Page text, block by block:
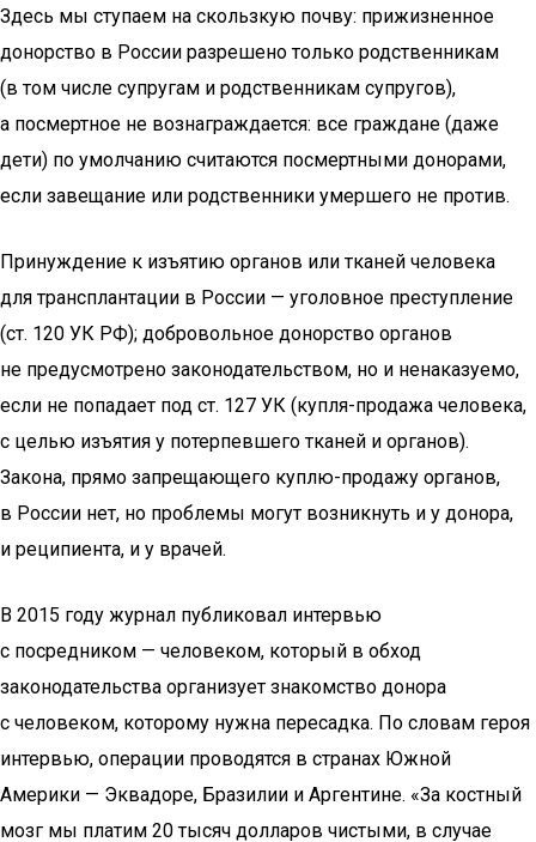
Здесь мы ступаем на скользкую почву: прижизненное
донорство в России разрешено только родственникам
(в том числе супругам и родственникам супругов),
а посмертное не вознаграждается: все граждане (даже
дети) по умолчанию считаются посмертными донорами,
если завещание или родственники умершего не против.
Принуждение к изъятию органов или тканей человека
для трансплантации в России — уголовное преступление
(ст. 120 УК РФ); добровольное донорство органов
не предусмотрено законодательством, но и ненаказуемо,
если не попадает под ст. 127 УК (купля-продажа человека,
с целью изъятия у потерпевшего тканей и органов).
Закона, прямо запрещающего куплю-продажу органов,
в России нет, но проблемы могут возникнуть и у донора,
и реципиента, и у врачей.
В 2015 году журнал публиковал интервью
с посредником — человеком, который в обход
законодательства организует знакомство донора
с человеком, которому нужна пересадка. По словам героя
интервью, операции проводятся в странах Южной
Америки — Эквадоре, Бразилии и Аргентине. «За костный
мозг мы платим 20 тысяч долларов чистыми, в случае